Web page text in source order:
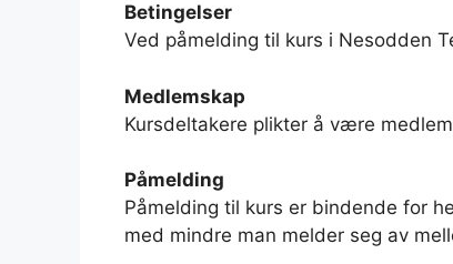
Betingelser
Ved påmelding til kurs i Nesodden
Medlemskap
Kursdeltakere plikter å være
Påmelding
Påmelding til kurs er bindende for
med mindre man melder seg av